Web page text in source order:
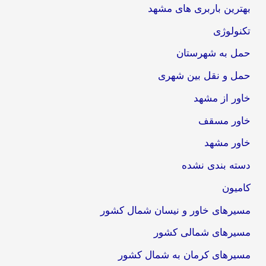
بهترین باربری های مشهد
تکنولوژی
حمل به شهرستان
حمل و نقل بین شهری
خاور از مشهد
خاور مسقف
خاور مشهد
دسته بندی نشده
کامیون
مسیرهای خاور و نیسان شمال کشور
مسیرهای شمالی کشور
مسیرهای کرمان به شمال کشور